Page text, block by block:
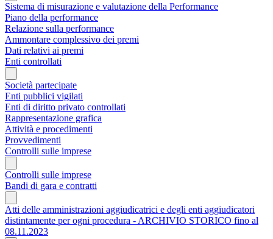
Sistema di misurazione e valutazione della Performance
Piano della performance
Relazione sulla performance
Ammontare complessivo dei premi
Dati relativi ai premi
Enti controllati
Società partecipate
Enti pubblici vigilati
Enti di diritto privato controllati
Rappresentazione grafica
Attività e procedimenti
Provvedimenti
Controlli sulle imprese
Controlli sulle imprese
Bandi di gara e contratti
Atti delle amministrazioni aggiudicatrici e degli enti aggiudicatori
distintamente per ogni procedura - ARCHIVIO STORICO fino al
08.11.2023